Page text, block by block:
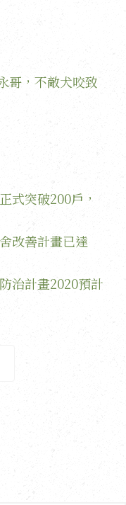
哥，不敵犬咬致
式突破200戶，
改善計畫已達
治計畫2020預計